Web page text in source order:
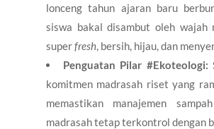
lonceng tahun ajaran baru
siswa bakal disambut oleh wajah
superfresh, bersih, hijau, dan
Penguatan Pilar #Ekoteologi:
komitmen madrasah riset yang
memastikan manajemen
madrasah tetap terkontrol dengan